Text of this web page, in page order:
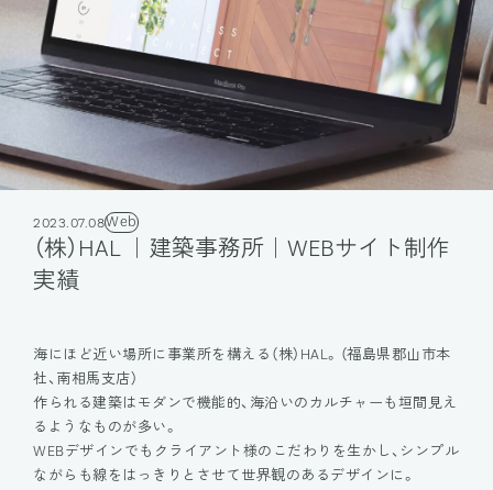
社
2023.07.08Web
（株）HAL ｜建築事務所｜WEBサイト制作
実績
海にほど近い場所に事業所を構える（株）HAL。（福島県郡山市本
社、南相馬支店）
作られる建築はモダンで機能的、海沿いのカルチャーも垣間見え
るようなものが多い。
WEBデザインでもクライアント様のこだわりを生かし、シンプル
ながらも線をはっきりとさせて世界観のあるデザインに。